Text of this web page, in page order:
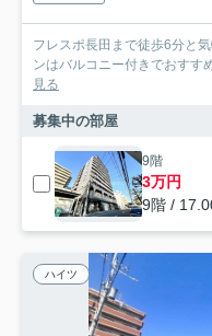
フレスポ長田まで徒歩6分と
ンはバルコニー付きでおすす
見る
募集中の部屋
9階
3万円
9階 /
ハイツ